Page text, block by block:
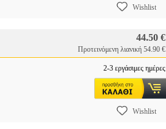
Wishlist
44.50 €
Προτεινόμενη λιανική 54.90 €
2-3 εργάσιμες ημέρες
Wishlist